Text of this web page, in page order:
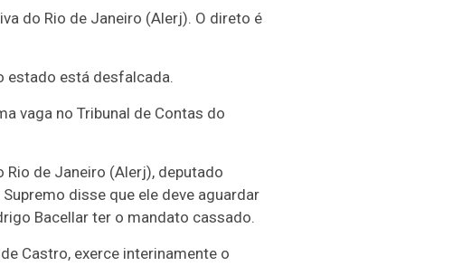
do Rio de Janeiro (Alerj). O direto é
estado está desfalcada.
vaga no Tribunal de Contas do
de Janeiro (Alerj), deputado
disse que ele deve aguardar
Bacellar ter o mandato cassado.
Castro, exerce interinamente o